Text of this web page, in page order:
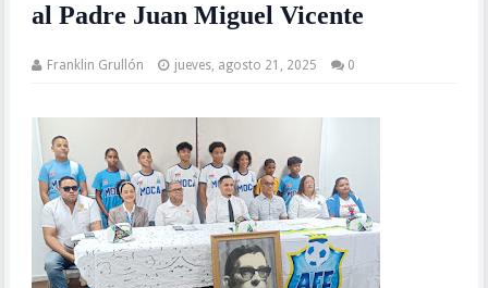
al Padre Juan Miguel Vicente
Franklin Grullón jueves, agosto 21, 2025 0